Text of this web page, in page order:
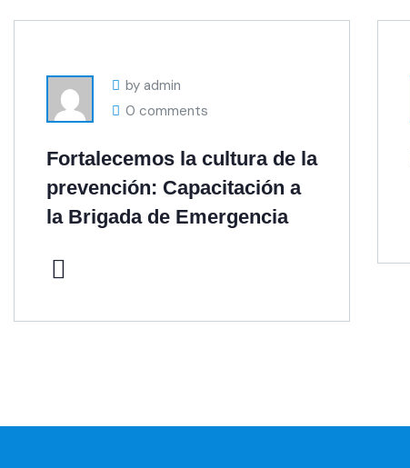
by admin
0 comments
Fortalecemos la cultura de la
prevención: Capacitación a
la Brigada de Emergencia